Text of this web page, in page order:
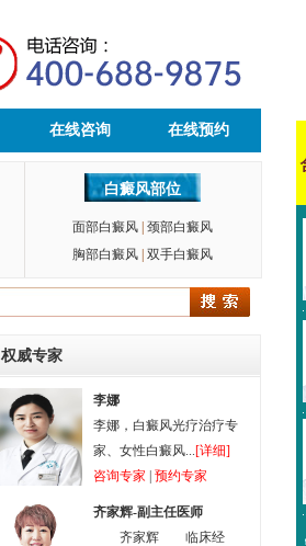
在线咨询 在线预约
白癜风部位
面部白癜风| 颈部白癜风
胸部白癜风| 双手白癜风
权威专家
李娜
李娜，白癜风光疗治疗专
家、女性白癜风...[详细]
咨询专家
预约专家
齐家辉-副主任医师
齐家辉 临床经